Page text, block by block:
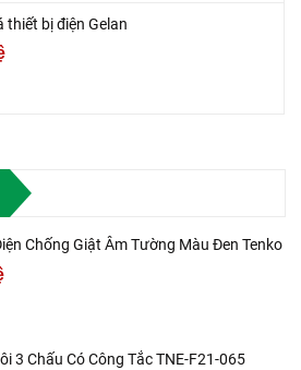
thiết bị điện Gelan
Chống Giật Âm Tường Màu Đen Tenko
3 Chấu Có Công Tắc TNE-F21-065